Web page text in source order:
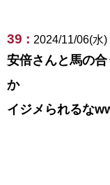
39 : 2024/11/06(水
安倍さんと馬の
か
イジメられるな